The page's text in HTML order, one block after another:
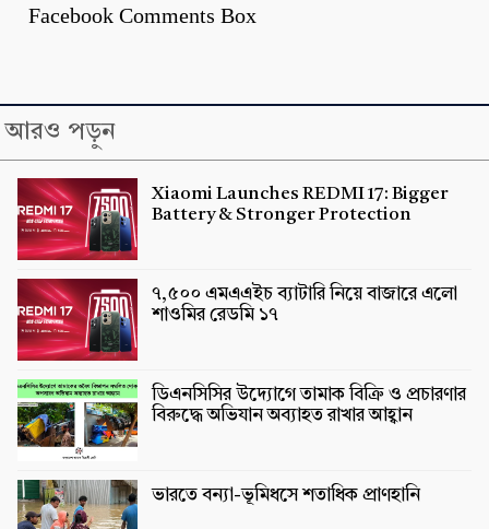
Facebook Comments Box
আরও পড়ুন
Xiaomi Launches REDMI 17: Bigger
Battery & Stronger Protection
৭,৫০০ এমএএইচ ব্যাটারি নিয়ে বাজারে এলো
শাওমির রেডমি ১৭
ডিএনসিসির উদ্যোগে তামাক বিক্রি ও প্রচারণার
বিরুদ্ধে অভিযান অব্যাহত রাখার আহ্বান
ভারতে বন্যা-ভূমিধসে শতাধিক প্রাণহানি